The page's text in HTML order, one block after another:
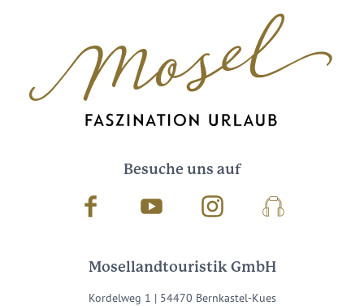
Besuche uns auf
Facebook Youtube InstagramPodcast
Mosellandtouristik GmbH
Kordelweg 1 | 54470 Bernkastel-Kues